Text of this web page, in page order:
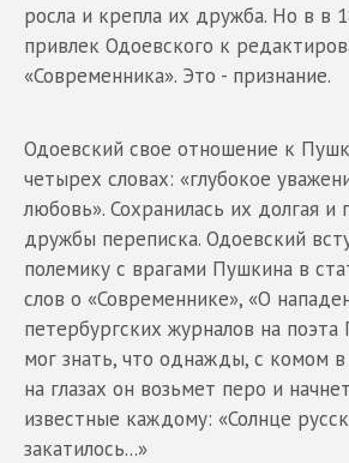
росла и крепла их дружба. Но в в
привлек Одоевского к
«Современника». Это - признание.
Одоевский свое отношение к
четырех словах: «глубокое
любовь». Сохранилась их долгая и
дружбы переписка. Одоевский
полемику с врагами Пушкина в
слов о «Современнике», «О
петербургских журналов на
мог знать, что однажды, с комом в
на глазах он возьмет перо и
известные каждому: «Солнце
закатилось...»